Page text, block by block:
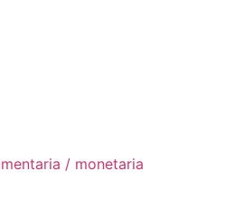
/ monetaria